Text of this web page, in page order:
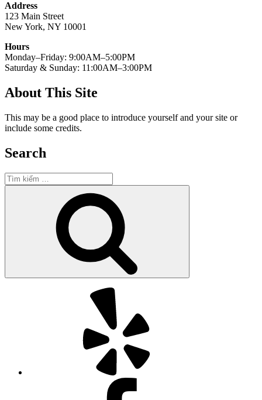
Address
123 Main Street
New York, NY 10001
Hours
Monday–Friday: 9:00AM–5:00PM
Saturday & Sunday: 11:00AM–3:00PM
About This Site
This may be a good place to introduce yourself and your site or
include some credits.
Search
Tìm
kiếm: